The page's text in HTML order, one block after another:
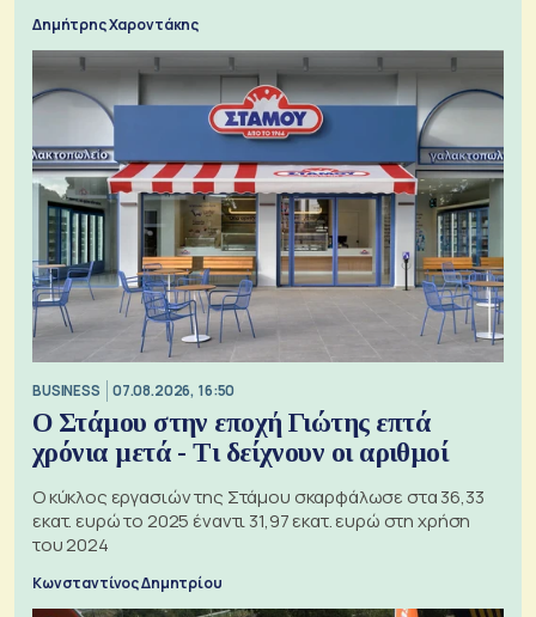
Δημήτρης Χαροντάκης
BUSINESS 07.08.2026, 16:50
Ο Στάμου στην εποχή Γιώτης επτά
χρόνια μετά - Τι δείχνουν οι αριθμοί
Ο κύκλος εργασιών της Στάμου σκαρφάλωσε στα 36,33
εκατ. ευρώ το 2025 έναντι 31,97 εκατ. ευρώ στη χρήση
του 2024
Κωνσταντίνος Δημητρίου